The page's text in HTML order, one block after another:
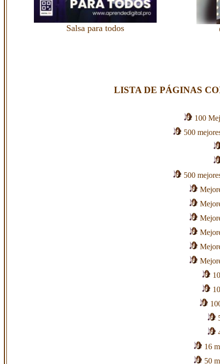
Salsa para todos
LISTA DE PÁGINAS
100
500
500
16
50